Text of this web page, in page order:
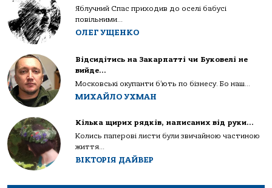
Яблучний Спас приходив до оселі бабусі
повільними...
ОЛЕГ УЩЕНКО
Відсидітись на Закарпатті чи Буковелі не
вийде…
Московські окупанти б’ють по бізнесу. Бо наш...
МИХАЙЛО УХМАН
Кілька щирих рядків, написаних від руки…
Колись паперові листи були звичайною частиною
життя...
ВІКТОРІЯ ДАЙВЕР